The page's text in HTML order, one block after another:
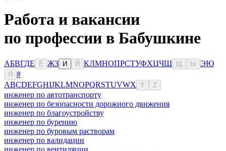
Работа и вакансии
по профессии в Бабушкине
АБВГДЕ Ё ЖЗ И Й КЛМНОПРСТУФХЦЧШ Ы ЭЮ
Я
#
ABCDEFGHIJKLMNOPQRSTUVWX Y Z
инженер по автотранспорту
инженер по безопасности дорожного движения
инженер по благоустройству
инженер по бурению
инженер по буровым растворам
инженер по валидации
инженер по вентиляции